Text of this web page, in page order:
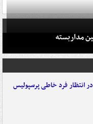
انتظار فرد خاطی پرسپولیس